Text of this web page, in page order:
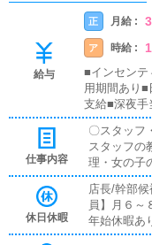
給与
正 月給 :
ア 時給 :
■インセンテ
用期間あり
支給■深夜手
円＋各種手
に昇給査定
基本給＋各
～140万部
職 】基本
⇒月給35～
10万)入社
万+役職手当
仕事内容
〇スタッフ
スタッフの
理・女の子
タッフ・キ
意欲向上に
の面接。会
ます！！〇
休日休暇
店長/幹部
員】月６～
年始休暇あ
週休1.2日